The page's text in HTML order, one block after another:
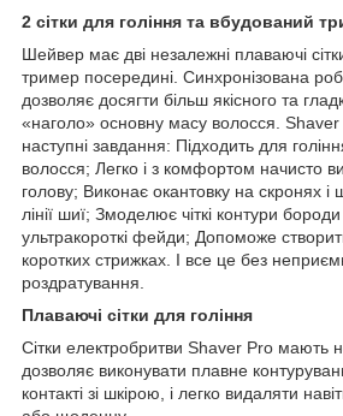
2 сітки для гоління та вбудований
Шейвер має дві незалежні плаваючі
тример посередині. Синхронізована
дозволяє досягти більш якісного та
«наголо» основну масу волосся. Shaver
наступні завдання: Підходить для
волосся; Легко і з комфортом начисто
голову; Виконає окантовку на скронях
лінії шиї; Змоделює чіткі контури
ультракороткі фейди; Допоможе
коротких стрижках. І все це без
роздратування.
Плаваючі сітки для гоління
Сітки електробритви Shaver Pro мають
дозволяє виконувати плавне
контакті зі шкірою, і легко видаляти